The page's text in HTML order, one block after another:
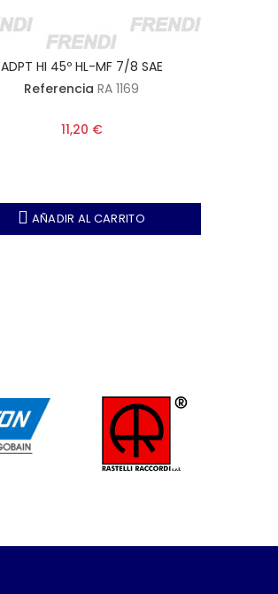
ADPT HI 45º HL-MF 7/8 SAE
Referencia RA 1169
11,20 €
AÑADIR AL CARRITO